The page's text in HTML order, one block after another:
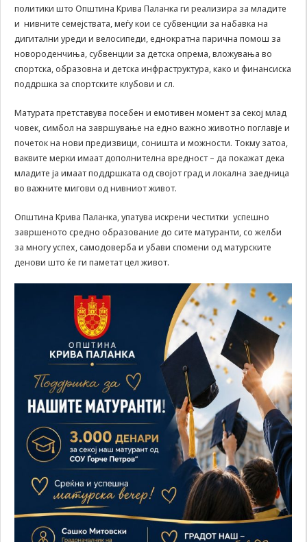
политики што Општина Крива Паланка ги реализира за младите
и нивните семејствата, меѓу кои се субвенции за набавка на
дигитални уреди и велосипеди, еднократна парична помош за
новороденчиња, субвенции за детска опрема, вложувања во
спортска, образовна и детска инфраструктура, како и финансиска
поддршка за спортските клубови и сл.
Матурата претставува посебен и емотивен момент за секој млад
човек, симбол на завршување на едно важно животно поглавје и
почеток на нови предизвици, соништа и можности. Токму затоа,
ваквите мерки имаат дополнителна вредност – да покажат дека
младите ја имаат поддршката од својот град и локална заедница
во важните мигови од нивниот живот.
Општина Крива Паланка, упатува искрени честитки успешно
завршеното средно образование до сите матуранти, со желби
за многу успех, самодоверба и убави спомени од матурските
денови што ќе ги паметат цел живот.
услугите кои сте
ги побарале нема
бидат
испорачани.
Овие колачиња
од Вашиот уред
со прекинување
сесија или
затворање на
прелистувачот.
Овие колачиња
користат за
запомнување на
претходни
пополнување на
апликација за
вработување
(„Apply for this
job“), при
враќање на
претходната
страница за
време на истата
сесија (користење
на „go back“
опција).
Statistics
In order for
us to
improve
the